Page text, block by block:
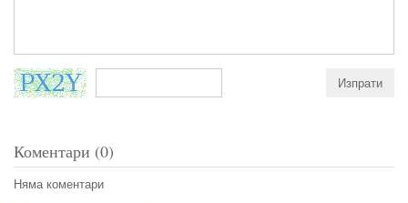
Коментари (0)
Няма коментари